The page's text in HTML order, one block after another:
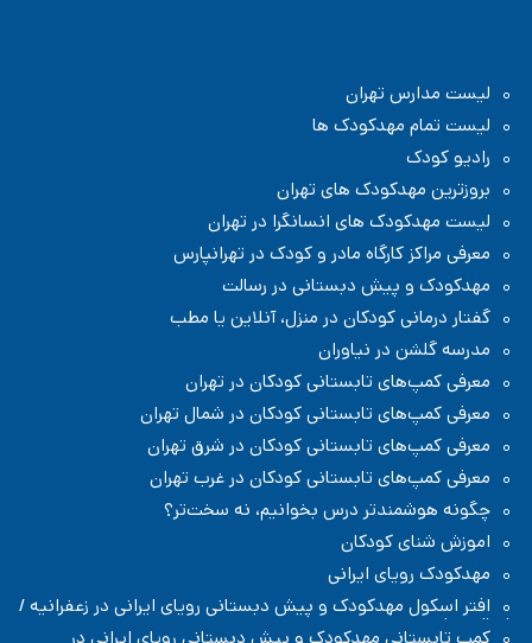
لیست مدارس تهران
لیست تمام مهدکودک ها
رادیو کودک
بروزترین مهدکودک های تهران
لیست مهدکودک های انسانگرا در تهران
معرفی مراکز کارگاه مادر و کودک در تهرانپارس
مهدکودک و پیش دبستانی در رسالت
گفتار درمانی کودکان در منزل، آنلاین یا مطب
مدرسه گلشن در نیاوران
معرفی کمپ‌های تابستانی کودکان در تهران
معرفی کمپ‌های تابستانی کودکان در شمال تهران
معرفی کمپ‌های تابستانی کودکان در شرق تهران
معرفی کمپ‌های تابستانی کودکان در غرب تهران
چگونه هوشمندتر درس بخوانیم، نه سخت‌تر؟
اموزش شنای کودکان
مهدکودک رویای ایرانی
افتر اسکول مهدکودک و پیش دبستانی رویای ایرانی در زعفرانیه /
شمال تهران